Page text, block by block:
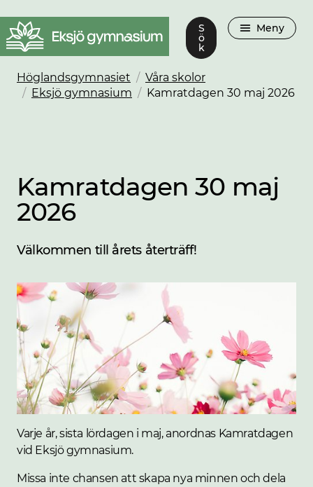
S
ö
k
Meny
Höglandsgymnasiet / Våra skolor
/ Eksjö gymnasium / Kamratdagen 30 maj 2026
Kamratdagen 30 maj
2026
Välkommen till årets återträff!
Varje år, sista lördagen i maj, anordnas Kamratdagen
vid Eksjö gymnasium.
Missa inte chansen att skapa nya minnen och dela